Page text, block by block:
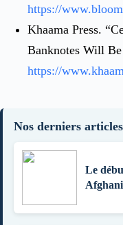
https://
Khaama Press.
Banknotes Will
https://
Nos derniers articles
Le